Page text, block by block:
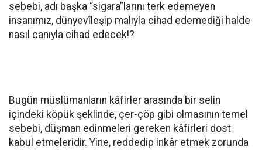
sebebi, adı başka “sigara”larını terk edemeyen
insanımız, dünyevîleşip malıyla cihad edemediği halde
nasıl canıyla cihad edecek!?
Bugün müslümanların kâfirler arasında bir selin
içindeki köpük şeklinde, çer-çöp gibi olmasının temel
sebebi, düşman edinmeleri gereken kâfirleri dost
kabul etmeleridir. Yine, reddedip inkâr etmek zorunda